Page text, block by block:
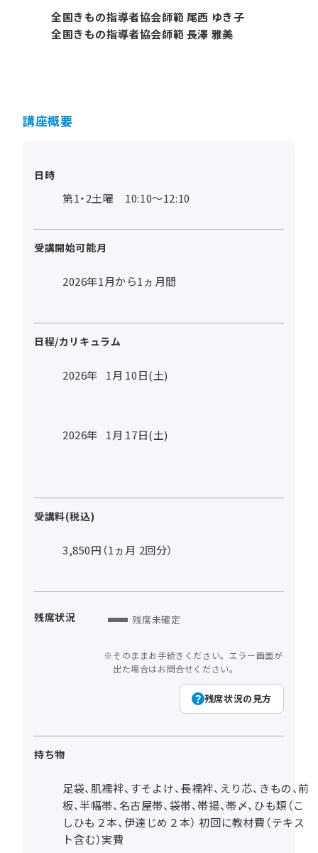
全国きもの指導者協会師範 尾西 ゆき子
全国きもの指導者協会師範 長澤 雅美
講座概要
日時
第1・2土曜 10:10～12:10
受講開始可能月
2026年1月から1ヵ月間
日程/カリキュラム
2026年 1月 10日(土)
2026年 1月 17日(土)
受講料(税込)
3,850円（1ヵ月 2回分）
残席状況 残席未確定
そのままお手続きください。エラー画面が
出た場合はお問合せください。
残席状況の見方
持ち物
足袋、肌襦袢、すそよけ、長襦袢、えり芯、きもの、前
板、半幅帯、名古屋帯、袋帯、帯揚、帯〆、ひも類（こ
しひも２本、伊達じめ２本） 初回に教材費（テキス
ト含む）実費